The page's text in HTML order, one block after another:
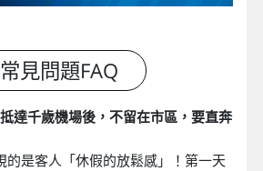
達千歲機場後，不留在市區，要直奔
的是客人「休假的放鬆感」！第一天